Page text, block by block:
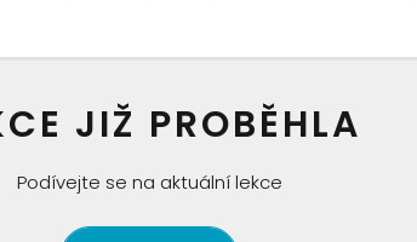
JIŽ PROBĚHLA
Podívejte se na aktuální lekce